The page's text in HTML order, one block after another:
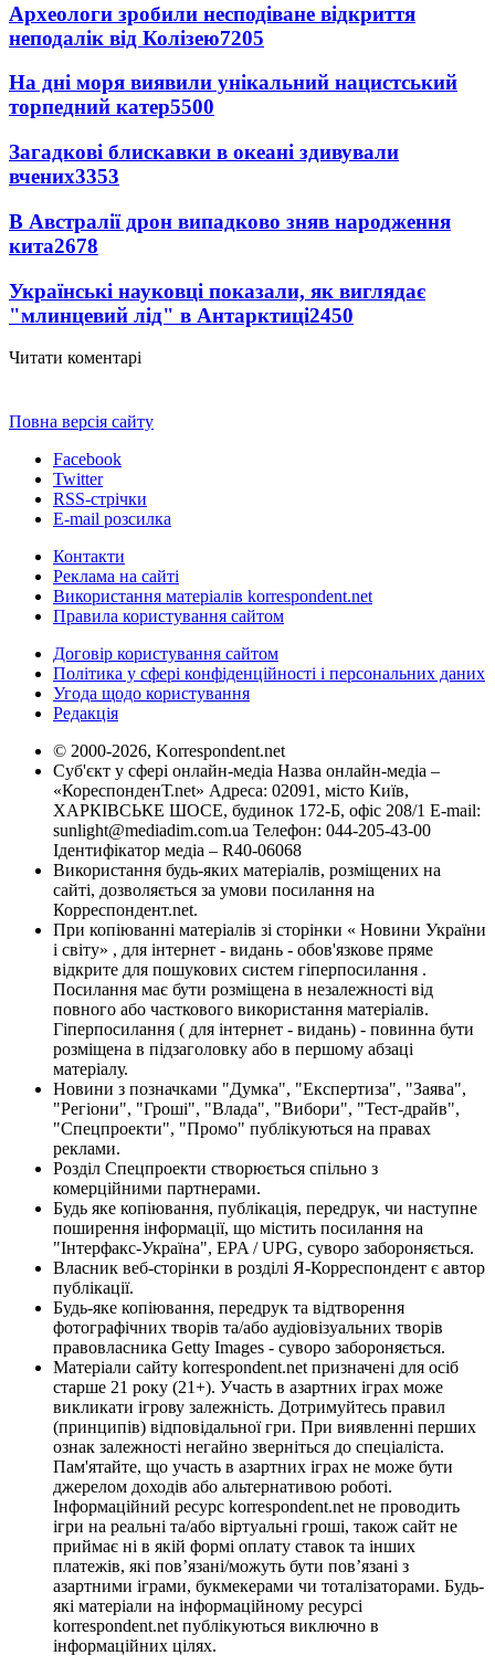
Археологи зробили несподіване відкриття
неподалік від Колізею7205
На дні моря виявили унікальний нацистський
торпедний катер5500
Загадкові блискавки в океані здивували
вчених3353
В Австралії дрон випадково зняв народження
кита2678
Українські науковці показали, як виглядає
"млинцевий лід" в Антарктиці2450
Читати коментарі
Повна версія сайту
Facebook
Twitter
RSS-стрічки
E-mail розсилка
Контакти
Реклама на сайті
Використання матеріалів korrespondent.net
Правила користування сайтом
Договір користування сайтом
Політика у сфері конфіденційності і персональних даних
Угода щодо користування
Редакція
© 2000-2026, Korrespondent.net
Суб'єкт у сфері онлайн-медіа Назва онлайн-медіа –
«КореспонденТ.net» Адреса: 02091, місто Київ,
ХАРКІВСЬКЕ ШОСЕ, будинок 172-Б, офіс 208/1 E-mail:
sunlight@mediadim.com.ua Телефон: 044-205-43-00
Ідентифікатор медіа – R40-06068
Використання будь-яких матеріалів, розміщених на
сайті, дозволяється за умови посилання на
Корреспондент.net.
При копіюванні матеріалів зі сторінки « Новини України
і світу» , для інтернет - видань - обов'язкове пряме
відкрите для пошукових систем гіперпосилання .
Посилання має бути розміщена в незалежності від
повного або часткового використання матеріалів.
Гіперпосилання ( для інтернет - видань) - повинна бути
розміщена в підзаголовку або в першому абзаці
матеріалу.
Новини з позначками "Думка", "Експертиза", "Заява",
"Регіони", "Гроші", "Влада", "Вибори", "Тест-драйв",
"Спецпроекти", "Промо" публікуються на правах
реклами.
Розділ Спецпроекти створюється спільно з
комерційними партнерами.
Будь яке копіювання, публікація, передрук, чи наступне
поширення інформації, що містить посилання на
"Інтерфакс-Україна", EPA / UPG, суворо забороняється.
Власник веб-сторінки в розділі Я-Корреспондент є автор
публікації.
Будь-яке копіювання, передрук та відтворення
фотографічних творів та/або аудіовізуальних творів
правовласника Getty Images - суворо забороняється.
Матеріали сайту korrespondent.net призначені для осіб
старше 21 року (21+). Участь в азартних іграх може
викликати ігрову залежність. Дотримуйтесь правил
(принципів) відповідальної гри. При виявленні перших
ознак залежності негайно зверніться до спеціаліста.
Пам'ятайте, що участь в азартних іграх не може бути
джерелом доходів або альтернативою роботі.
Інформаційний ресурс korrespondent.net не проводить
ігри на реальні та/або віртуальні гроші, також сайт не
приймає ні в якій формі оплату ставок та інших
платежів, які пов’язані/можуть бути пов’язані з
азартними іграми, букмекерами чи тоталізаторами. Будь-
які матеріали на інформаційному ресурсі
korrespondent.net публікуються виключно в
інформаційних цілях.